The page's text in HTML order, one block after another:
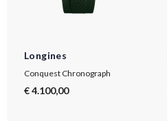
Longines
Conquest Chronograph
€ 4.100,00